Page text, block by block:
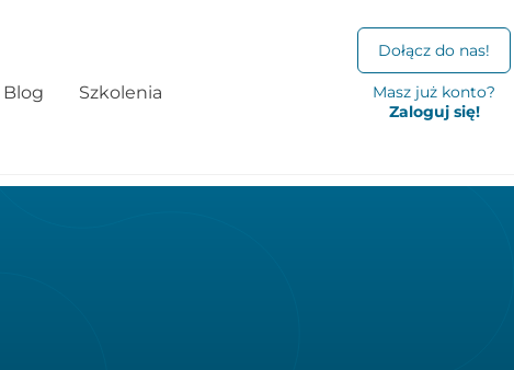
Blog Szkolenia
Dołącz do nas!
Masz już konto?
Zaloguj się!